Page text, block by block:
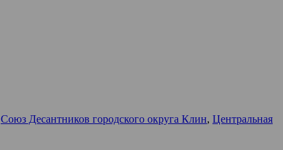
Союз Десантников городского округа Клин, Центральная